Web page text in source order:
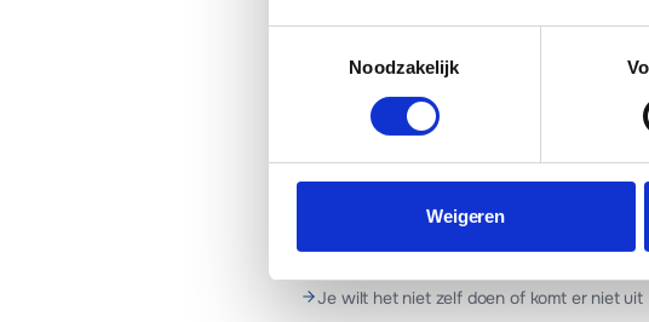
Noodzakelijk
Weigeren
Danny van Elteren
Je wilt het niet zelf doen of komt er niet uit